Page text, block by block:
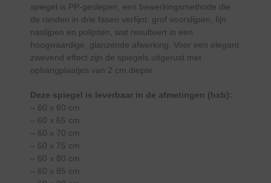
spiegel is PP-geslepen, een bewerkingsmethode die
de randen in drie fasen verfijnt: grof voorslijpen, fijn
naslijpen en polijsten, wat resulteert in een
hoogwaardige, glanzende afwerking. Voor een elegant
zwevend effect zijn de spiegels uitgerust met
ophangplaatjes van 2 cm diepte.
Deze spiegel is leverbaar in de afmetingen (hxb):
– 60 x 60 cm.
– 60 x 65 cm.
– 60 x 70 cm.
– 60 x 75 cm.
– 60 x 80 cm.
– 60 x 85 cm.